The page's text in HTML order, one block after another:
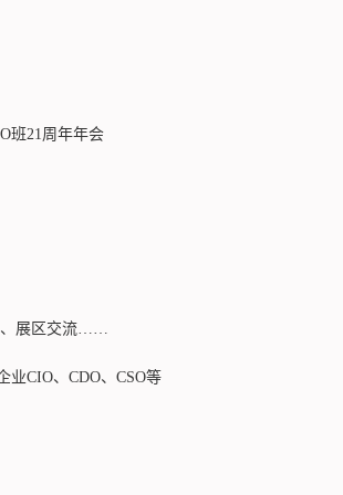
班21周年年会
展区交流……
业CIO、CDO、CSO等